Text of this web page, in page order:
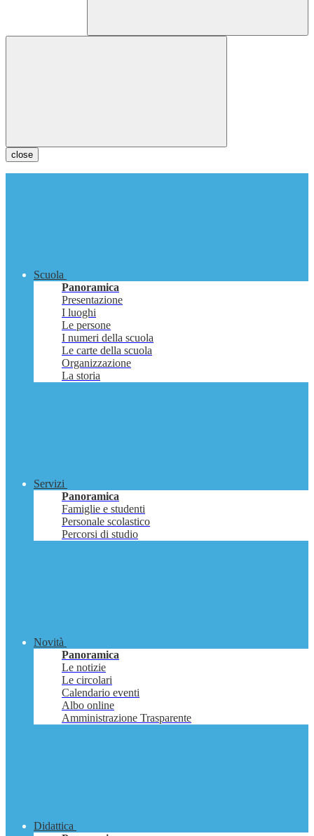
close
Scuola
Panoramica
Presentazione
I luoghi
Le persone
I numeri della scuola
Le carte della scuola
Organizzazione
La storia
Servizi
Panoramica
Famiglie e studenti
Personale scolastico
Percorsi di studio
Novità
Panoramica
Le notizie
Le circolari
Calendario eventi
Albo online
Amministrazione Trasparente
Didattica